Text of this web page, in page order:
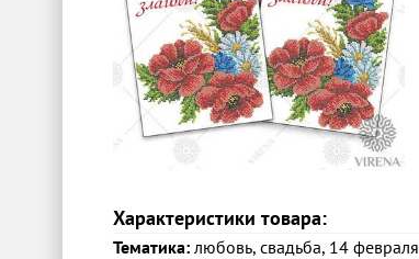
Характеристики товара:
Тематика: любовь, свадьба, 14 февраля